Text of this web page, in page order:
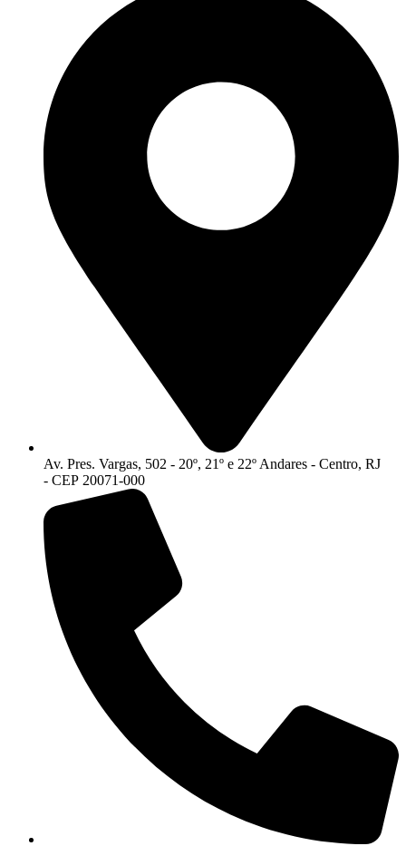
Av. Pres. Vargas, 502 - 20º, 21º e 22º Andares - Centro, RJ
- CEP 20071-000